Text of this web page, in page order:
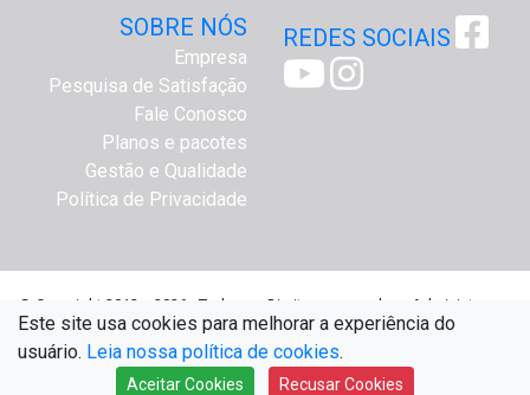
SOBRE NÓS
Empresa
Pesquisa de Satisfação
Fale Conosco
Planos e pacotes
Gestão e Qualidade
Política de Privacidade
REDES SOCIAIS
@ Copyright 2012 a 2026 - Todos os Direitos reservados - Administre
Fácil Assessoria Online - www.administrefacil.com.br
Este site usa cookies para melhorar a experiência do
usuário. Leia nossa política de cookies.
Aceitar Cookies Recusar Cookies